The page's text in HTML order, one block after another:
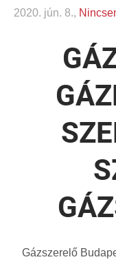
2020. jún. 8.,
Gázszerelő